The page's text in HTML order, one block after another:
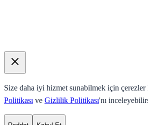
Size daha iyi hizmet sunabilmek için çerezler
Politikası ve Gizlilik Politikası'nı